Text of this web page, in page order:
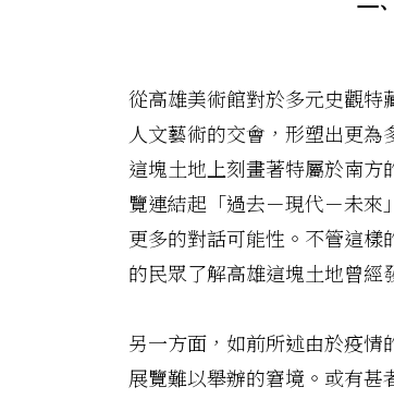
從高雄美術館對於多元史觀特
人文藝術的交會，形塑出更
這塊土地上刻畫著特屬於南
覽連結起「過去－現代－未
更多的對話可能性。不管這
的民眾了解高雄這塊土地曾經
另一方面，如前所述由於疫
展覽難以舉辦的窘境。或有